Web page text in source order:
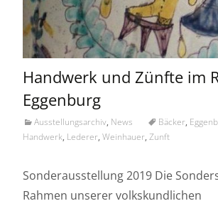
Handwerk und Zünfte im
Eggenburg
Ausstellungsarchiv, News Bäcker,
Handwerk, Lederer, Weinhauer, Zunft
Sonderausstellung 2019 Die
Rahmen unserer volkskundlichen